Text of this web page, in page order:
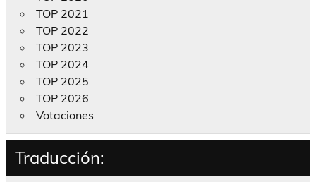
TOP 2021
TOP 2022
TOP 2023
TOP 2024
TOP 2025
TOP 2026
Votaciones
Traducción: